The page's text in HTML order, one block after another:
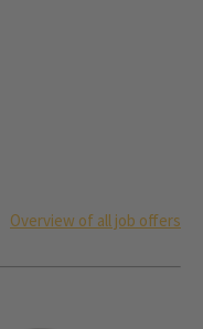
Overview of all job offers